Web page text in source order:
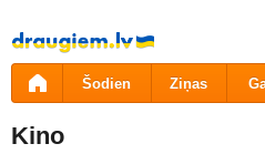
Pāriet
uz
saturu
Šodien Ziņas
Kino